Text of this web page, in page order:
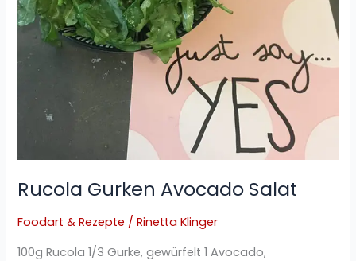
Rucola Gurken Avocado Salat
Foodart & Rezepte /Rinetta Klinger
100g Rucola 1/3 Gurke, gewürfelt 1 Avocado,